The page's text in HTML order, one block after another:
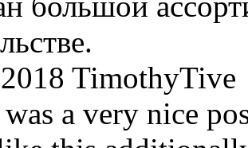
TimothyTive
a very nice